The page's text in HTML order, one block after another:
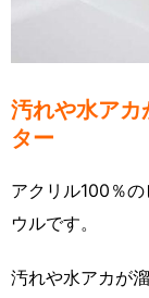
汚れや水アカ
ター
アクリル100％
ウルです。
汚れや水アカが